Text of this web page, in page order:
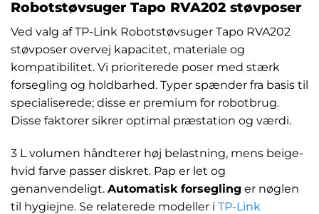
Robotstøvsuger Tapo RVA202 støvposer
Ved valg af TP-Link Robotstøvsuger Tapo RVA202
støvposer overvej kapacitet, materiale og
kompatibilitet. Vi prioriterede poser med stærk
forsegling og holdbarhed. Typer spænder fra basis til
specialiserede; disse er premium for robotbrug.
Disse faktorer sikrer optimal præstation og værdi.
3 L volumen håndterer høj belastning, mens beige-
hvid farve passer diskret. Pap er let og
genanvendeligt. Automatisk forsegling er nøglen
til hygiejne. Se relaterede modeller i TP-Link